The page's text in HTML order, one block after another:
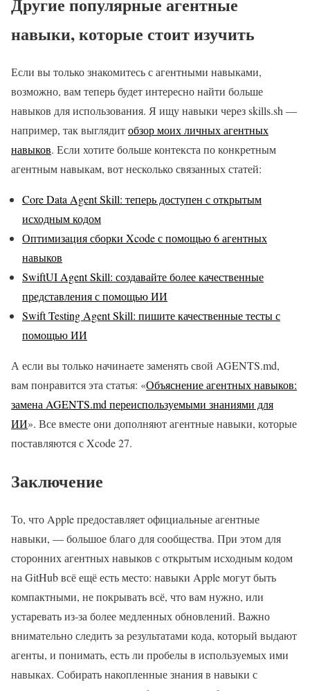
навыки, которые стоит изучить
Если вы только знакомитесь с агентными навыками,
возможно, вам теперь будет интересно найти больше
навыков для использования. Я ищу навыки через skills.sh —
например, так выглядитобзор моих личных агентных
навыков. Если хотите больше контекста по конкретным
агентным навыкам, вот несколько связанных статей:
Core Data Agent Skill: теперь доступен с открытым
исходным кодом
Оптимизация сборки Xcode с помощью 6 агентных
навыков
SwiftUI Agent Skill: создавайте более качественные
представления с помощью ИИ
Swift Testing Agent Skill: пишите качественные тесты с
помощью ИИ
А если вы только начинаете заменять свой AGENTS.md,
вам понравится эта статья: «Объяснение агентных навыков:
замена AGENTS.md переиспользуемыми знаниями для
ИИ». Все вместе они дополняют агентные навыки, которые
поставляются с Xcode 27.
Заключение
То, что Apple предоставляет официальные агентные
навыки, — большое благо для сообщества. При этом для
сторонних агентных навыков с открытым исходным кодом
на GitHub всё ещё есть место: навыки Apple могут быть
компактными, не покрывать всё, что вам нужно, или
устаревать из-за более медленных обновлений. Важно
внимательно следить за результатами кода, который выдают
агенты, и понимать, есть ли пробелы в используемых ими
навыках. Собирать накопленные знания в навыки с